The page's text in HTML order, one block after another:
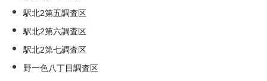
駅北2第五調査区
駅北2第六調査区
駅北2第七調査区
野一色八丁目調査区